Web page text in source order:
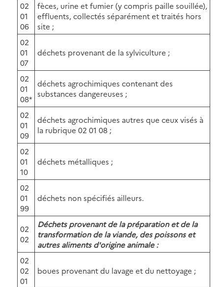
02
01
06
fèces, urine et fumier (y compris paille souillée),
effluents, collectés séparément et traités hors
site ;
02
01
07
déchets provenant de la sylviculture ;
02
01
08*
déchets agrochimiques contenant des
substances dangereuses ;
02
01
09
déchets agrochimiques autres que ceux visés à
la rubrique 02 01 08 ;
02
01
10
déchets métalliques ;
02
01
99
déchets non spécifiés ailleurs.
02
02
Déchets provenant de la préparation et de la
transformation de la viande, des poissons et
autres aliments d'origine animale :
02
02
01
boues provenant du lavage et du nettoyage ;